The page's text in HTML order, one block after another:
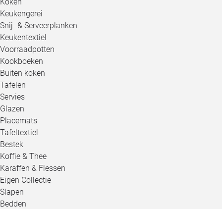
Keukengerei
Snij- & Serveerplanken
Keukentextiel
Voorraadpotten
Kookboeken
Buiten koken
Tafelen
Servies
Glazen
Placemats
Tafeltextiel
Bestek
Koffie & Thee
Karaffen & Flessen
Eigen Collectie
Slapen
Bedden